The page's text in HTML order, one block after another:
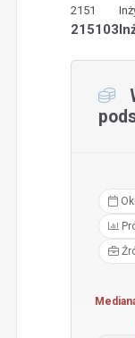
2151
215103